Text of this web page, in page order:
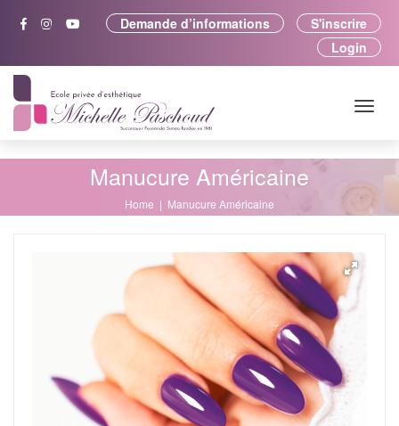
Demande d’informations
S'inscrire
Login
Manucure Américaine
Home Manucure Américaine